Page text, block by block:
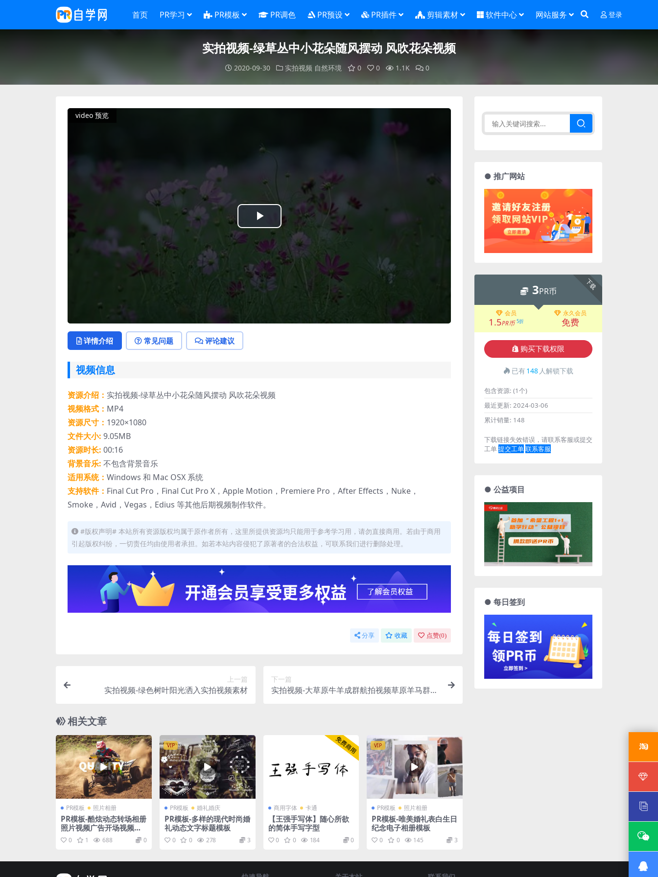
首页 PR学习 PR模板 PR调色 PR预设 PR插件 剪辑素材 软件中心 网站服务 登录
实拍视频-绿草丛中小花朵随风摆动 风吹花朵视频
2020-09-30 实拍视频 自然环境 0 0 1.1K 0
video 预览
Play
Video
详情介绍 常见问题 评论建议
视频信息
资源介绍： 实拍视频-绿草丛中小花朵随风摆动 风吹花朵视频
视频格式： MP4
资源尺寸： 1920×1080
文件大小: 9.05MB
资源时长: 00:16
背景音乐: 不包含背景音乐
适用系统： Windows 和 Mac OSX 系统
支持软件： Final Cut Pro，Final Cut Pro X，Apple Motion，Premiere Pro，After Effects，Nuke，
Smoke，Avid，Vegas，Edius 等其他后期视频制作软件。
#版权声明# 本站所有资源版权均属于原作者所有，这里所提供资源均只能用于参考学习用，请勿直接商用。若由于商用
引起版权纠纷，一切责任均由使用者承担。如若本站内容侵犯了原著者的合法权益，可联系我们进行删除处理。
分享 收藏 点赞(0)
上一篇
实拍视频-绿色树叶阳光洒入实拍视频素材
下一篇
实拍视频-大草原牛羊成群航拍视频草原羊马群奔
相关文章
PR模板 照片相册
PR模板-酷炫动态转场相册
照片视频广告开场视频模
板 0 1 688 0
VIP
PR模板 婚礼婚庆
PR模板-多样的现代时尚婚
礼动态文字标题模板
0 0 278 3
商用字体 卡通
【王强手写体】随心所欲
的简体手写字型
0 0 184 0
VIP
PR模板 照片相册
PR模板-唯美婚礼表白生日
纪念电子相册模板
0 0 145 3
● 推广网站
下载
3PR币
会员
1.5PR币 5折
永久会员
免费
购买下载权限
已有148 人解锁下载
包含资源: (1个)
最近更新: 2024-03-06
累计销量: 148
下载链接失效错误，请联系客服或提交
工单提交工单联系客服
● 公益项目
● 每日签到